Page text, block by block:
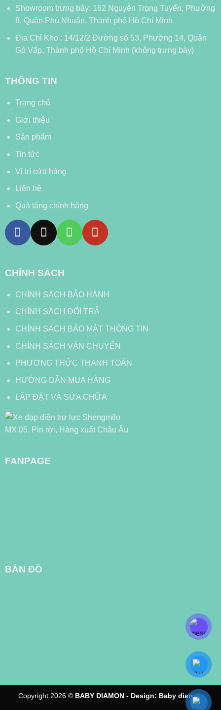
Showroom trưng bày: 162 Nguyễn Trọng Tuyển, Phường
8, Quận Phú Nhuận, Thành phố Hồ Chí Minh
Địa Chỉ Kho : 14/12/2 Đường số 53, Phường 14, Quận
Gò Vấp, Thành phố Hồ Chí Minh (không trưng bày)
THÔNG TIN
Trang chủ
Giới thiệu
Sản phẩm
Tin tức
Vị trí cửa hàng
Liên hệ
Quà tặng chính hãng
CHÍNH SÁCH
CHÍNH SÁCH BẢO HÀNH
CHÍNH SÁCH ĐỔI TRẢ
CHÍNH SÁCH BẢO MẬT THÔNG TIN
CHÍNH SÁCH VẬN CHUYỂN
PHƯƠNG THỨC THANH TOÁN
HƯỚNG DẪN MUA HÀNG
LẮP ĐẶT VÀ SỬA CHỮA
FANPAGE
BẢN ĐỒ
Copyright 2026 © BABY DIAMON - Design: Baby diamon